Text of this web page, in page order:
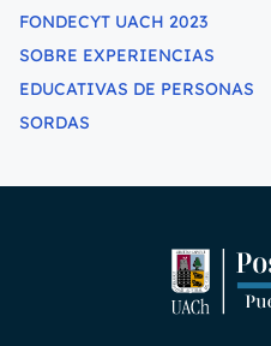
FONDECYT UACH 2023
SOBRE EXPERIENCIAS
EDUCATIVAS DE PERSONAS
SORDAS